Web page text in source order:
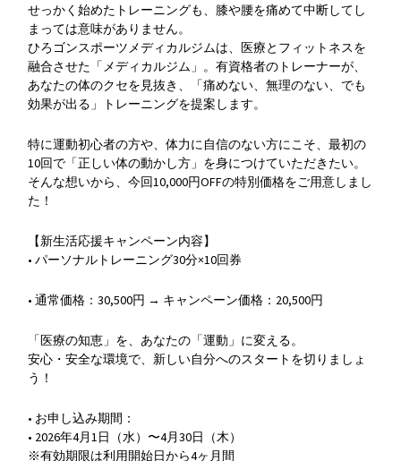
せっかく始めたトレーニングも、膝や腰を痛めて中断してし
まっては意味がありません。
ひろゴンスポーツメディカルジムは、医療とフィットネスを
融合させた「メディカルジム」。有資格者のトレーナーが、
あなたの体のクセを見抜き、「痛めない、無理のない、でも
効果が出る」トレーニングを提案します。
特に運動初心者の方や、体力に自信のない方にこそ、最初の
10回で「正しい体の動かし方」を身につけていただきたい。
そんな想いから、今回10,000円OFFの特別価格をご用意しまし
た！
【新生活応援キャンペーン内容】
• パーソナルトレーニング30分×10回券
• 通常価格：30,500円 → キャンペーン価格：20,500円
「医療の知恵」を、あなたの「運動」に変える。
安心・安全な環境で、新しい自分へのスタートを切りましょ
う！
• お申し込み期間：
• 2026年4月1日（水）〜4月30日（木）
※有効期限は利用開始日から4ヶ月間